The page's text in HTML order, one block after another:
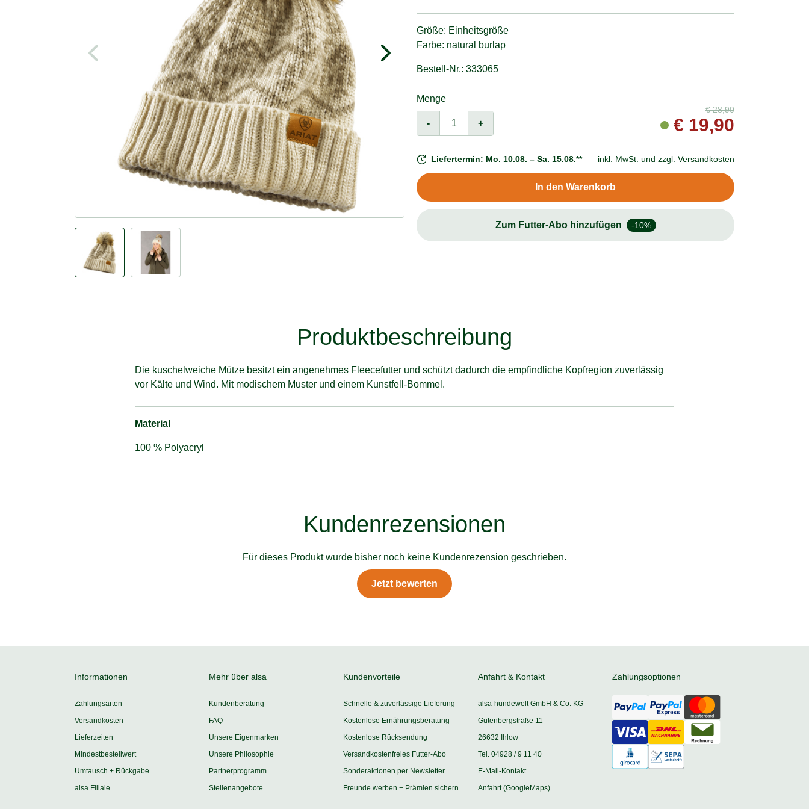
Größe: Einheitsgröße
Farbe: natural burlap
Bestell-Nr.: 333065
Menge
- +
€28,90
€ 19,90
inkl. MwSt. und zzgl. Versandkosten
Liefertermin: Mo. 10.08. – Sa. 15.08.**
In den Warenkorb
Zum Futter-Abo hinzufügen -10%
Produktbeschreibung
Die kuschelweiche Mütze besitzt ein angenehmes Fleecefutter und schützt dadurch die empfindliche Kopfregion zuverlässig
vor Kälte und Wind. Mit modischem Muster und einem Kunstfell-Bommel.
Material
100 % Polyacryl
Kundenrezensionen
Für dieses Produkt wurde bisher noch keine Kundenrezension geschrieben.
Jetzt bewerten
Informationen
Zahlungsarten
Versandkosten
Lieferzeiten
Mindestbestellwert
Umtausch + Rückgabe
alsa Filiale
Mehr über alsa
Kundenberatung
FAQ
Unsere Eigenmarken
Unsere Philosophie
Partnerprogramm
Stellenangebote
Kundenvorteile
Schnelle & zuverlässige Lieferung
Kostenlose Ernährungsberatung
Kostenlose Rücksendung
Versandkostenfreies Futter-Abo
Sonderaktionen per Newsletter
Freunde werben + Prämien sichern
Anfahrt & Kontakt
alsa-hundewelt GmbH & Co. KG
Gutenbergstraße 11
26632 Ihlow
Tel. 04928 / 9 11 40
E-Mail-Kontakt
Anfahrt (GoogleMaps)
Zahlungsoptionen